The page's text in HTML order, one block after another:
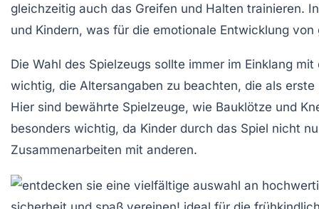
gleichzeitig auch das Greifen und Halten trainieren.
und Kindern, was für die emotionale Entwicklung
Die Wahl des Spielzeugs sollte immer im Einklang
wichtig, die Altersangaben zu beachten, die als
Hier sind bewährte Spielzeuge, wie Bauklötze und
besonders wichtig, da Kinder durch das Spiel nicht
Zusammenarbeiten mit anderen.